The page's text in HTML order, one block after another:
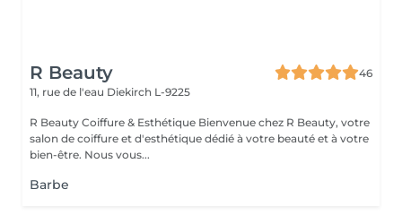
R Beauty
46
11, rue de l'eau Diekirch L-9225
R Beauty Coiffure & Esthétique Bienvenue chez R Beauty, votre
salon de coiffure et d'esthétique dédié à votre beauté et à votre
bien-être. Nous vous...
Barbe